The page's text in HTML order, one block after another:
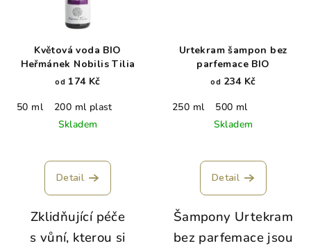
Květová voda BIO
Heřmánek Nobilis Tilia
od 174 Kč
50 ml
200 ml plast
Skladem
Detail
Zklidňující péče
s vůní, kterou si
Urtekram šampon bez
parfemace BIO
od 234 Kč
250 ml
500 ml
Skladem
Detail
Šampony Urtekram
bez parfemace jsou